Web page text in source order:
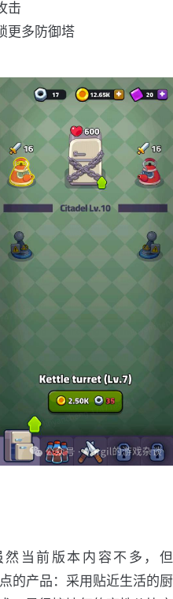
击
更多防御塔
当前版本内容不多，但
的产品：采用贴近生活的厨